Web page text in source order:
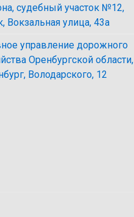
судебный участок №12,
Вокзальная улица, 43а
управление дорожного
Оренбургской области,
Володарского, 12